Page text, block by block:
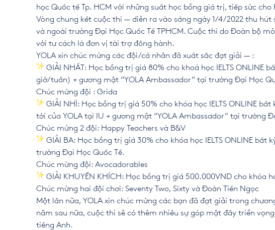
học Quốc tế Tp. HCM với những suất học bổng giá trị, tiếp sức
Vòng chung kết cuộc thi — diễn ra vào sáng ngày 1/4/2022 thu
và ngoài trường Đại Học Quốc Tế TPHCM. Cuộc thi do Đoàn bộ
với tư cách là đơn vị tài trợ đồng hành.
YOLA xin chúc mừng các đội/cá nhân đã xuất sắc đạt giải — :
GIẢI NHẤT: Học bổng trị giá 80% cho khoá học IELTS ONLINE
giờ/tuần) + gương mặt “YOLA Ambassador” tại trường Đại Học
Chúc mừng đội : Grida
GIẢI NHÌ: Học bổng trị giá 50% cho khóa học IELTS ONLINE
tới của YOLA tại IU + gương mặt “YOLA Ambassador” tại trường
Chúc mừng 2 đội: Happy Teachers và B&V
GIẢI BA: Học bổng trị giá 30% cho khóa học IELTS ONLINE bất
trường Đại Học Quốc Tế.
Chúc mừng đội: Avocadorables
GIẢI KHUYẾN KHÍCH: Học bổng trị giá 500.000VND cho khóa
Chúc mừng hai đội chơi: Seventy Two, Sixty và Đoàn Tiến Ngọc
Một lần nữa, YOLA xin chúc mừng các bạn đã đạt giải trong
năm sau nữa, cuộc thi sẽ có thêm nhiều sự góp mặt đầy triển
tiếng Anh.